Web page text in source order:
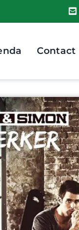
Contact